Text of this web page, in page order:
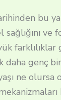
bu
ve
daha genç
ne olursa